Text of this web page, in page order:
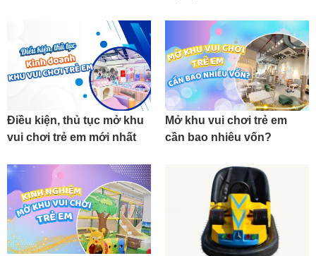
Điều kiện, thủ tục mở khu
vui chơi trẻ em mới nhất
Mở khu vui chơi trẻ em
cần bao nhiêu vốn?